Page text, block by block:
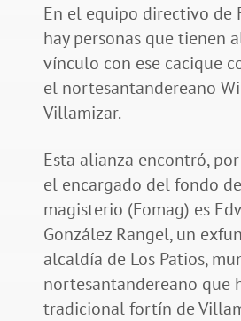
En el equipo directivo de
hay personas que tienen
vínculo con ese cacique
el nortesantandereano
Villamizar.
Esta alianza encontró,
el encargado del fondo
magisterio (Fomag) es
González Rangel, un
alcaldía de Los Patios,
nortesantandereano que
tradicional fortín de